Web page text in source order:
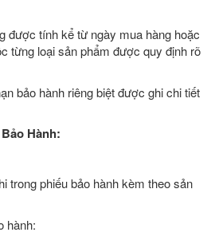
được tính kể từ ngày mua hàng hoặc
từng loại sản phẩm được quy định rõ
bảo hành riêng biệt được ghi chi tiết
Hành:
trong phiếu bảo hành kèm theo sản
hành: